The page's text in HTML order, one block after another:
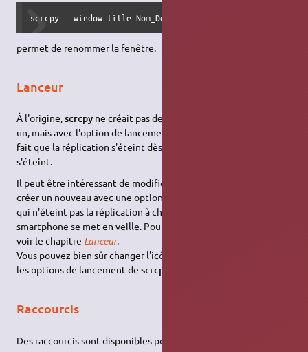
scrcpy --window-title Nom_De_La_Fenetre
permet de renommer la fenêtre.
Lanceur
À l'origine,scrcpy ne créait pas de
un, mais avec l'option de lancement par défaut
fait que la réplication s'éteint dès que l'écran du smartphone
s'éteint.
Il peut être intéressant de modifier ce lanceur ou même d'en
créer un nouveau avec une option de lancement telle que
qui n'éteint pas la réplication à chaque fois que l'écran du
smartphone se met en veille. Pour créer votre propre lanceur,
voir le chapitre Lanceur.
Vous pouvez bien sûr changer l'icône, le nom, le commentaire,
les options de lancement descrcpy
Raccourcis
Des raccourcis sont disponibles pour utiliser son smartphone